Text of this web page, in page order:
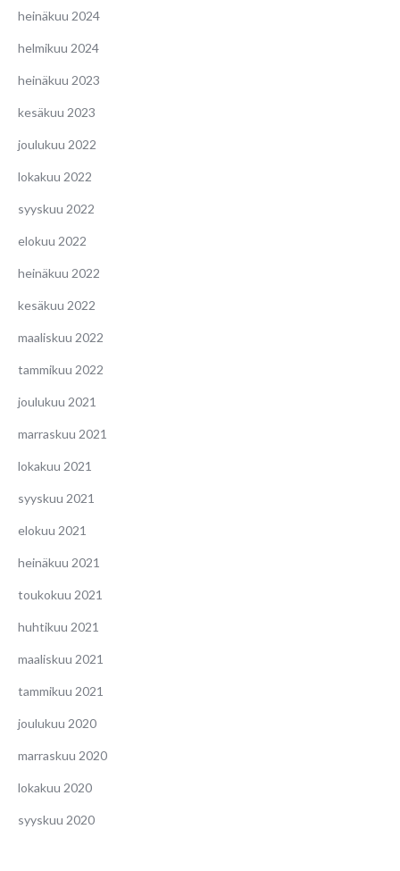
heinäkuu 2024
helmikuu 2024
heinäkuu 2023
kesäkuu 2023
joulukuu 2022
lokakuu 2022
syyskuu 2022
elokuu 2022
heinäkuu 2022
kesäkuu 2022
maaliskuu 2022
tammikuu 2022
joulukuu 2021
marraskuu 2021
lokakuu 2021
syyskuu 2021
elokuu 2021
heinäkuu 2021
toukokuu 2021
huhtikuu 2021
maaliskuu 2021
tammikuu 2021
joulukuu 2020
marraskuu 2020
lokakuu 2020
syyskuu 2020